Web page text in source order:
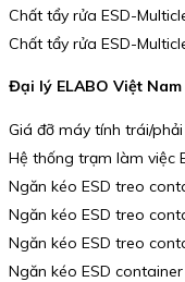
Chất tẩy rửa ESD-
Chất tẩy rửa ESD-
Đại lý ELABO Việt Nam
Giá đỡ máy tính trái/phải
Hệ thống trạm làm việc
Ngăn kéo ESD treo
Ngăn kéo ESD treo
Ngăn kéo ESD treo
Ngăn kéo ESD